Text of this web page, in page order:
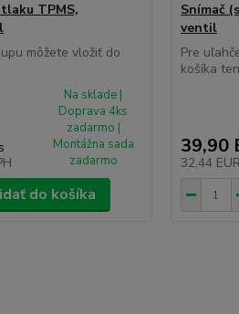
TPMS,
môžete vložiť do
Na sklade |
Doprava 4ks
zadarmo |
Montážna sada
zadarmo
do košíka
Snímač
ventil
Pre
košíka
39,90
32,44 EUR